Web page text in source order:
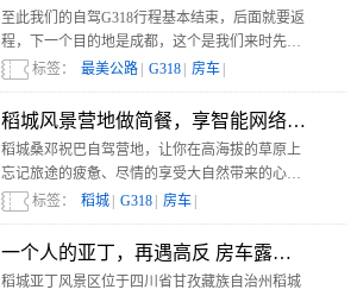
至此我们的自驾G318行程基本结束，后面就要返
程，下一个目的地是成都，这个是我们来时先走
重庆，把成都放在最后一站的原因；
标签： 最美公路 G318 房车
稻城桑邓祝巴自驾营地，让你在高海拔的草原上
忘记旅途的疲惫、尽情的享受大自然带来的心灵
震撼 标签： 稻城 G318 房车
一个人的亚丁，再遇高反 房车露营G318-
稻城亚丁风景区位于四川省甘孜藏族自治州稻城